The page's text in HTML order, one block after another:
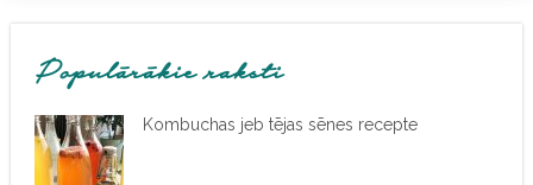
Populārākie raksti
Kombuchas jeb tējas sēnes recepte